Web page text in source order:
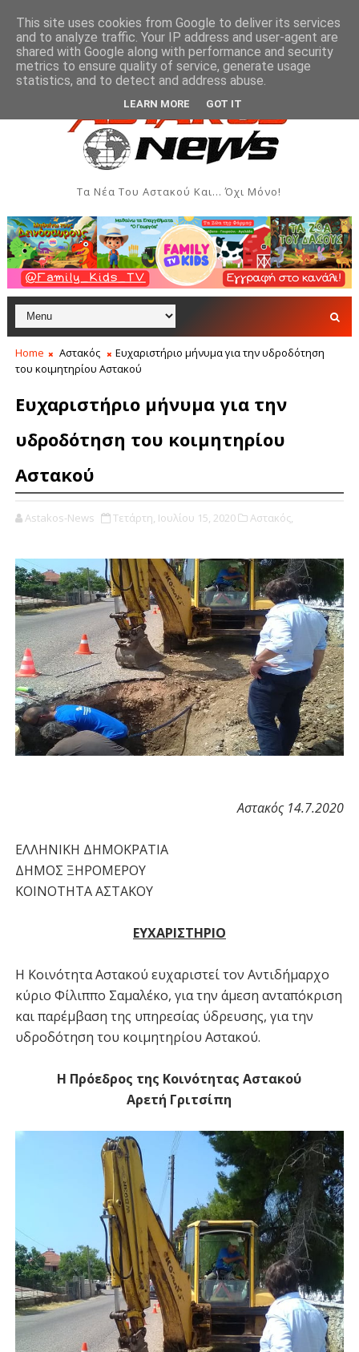
- Αύγουστος 2026 ΑΣΤΑΚΌΣ Όρθρος και Θεία Λειτουργία
Τα Νέα Του Αστακού Και... Όχι Μόνο!
Home Αστακός
Ευχαριστήριο μήνυμα για την υδροδότηση
του κοιμητηρίου Αστακού
Ευχαριστήριο μήνυμα για την
υδροδότηση του κοιμητηρίου
Αστακού
Astakos-News Τετάρτη, Ιουλίου 15, 2020 Αστακός,
Αστακός 14.7.2020
ΕΛΛΗΝΙΚΗ ΔΗΜΟΚΡΑΤΙΑ
ΔΗΜΟΣ ΞΗΡΟΜΕΡΟΥ
ΚΟΙΝΟΤΗΤΑ ΑΣΤΑΚΟΥ
ΕΥΧΑΡΙΣΤΗΡΙΟ
Η Κοινότητα Αστακού ευχαριστεί τον Αντιδήμαρχο
κύριο Φίλιππο Σαμαλέκο, για την άμεση ανταπόκριση
και παρέμβαση της υπηρεσίας ύδρευσης, για την
υδροδότηση του κοιμητηρίου Αστακού.
Η Πρόεδρος της Κοινότητας Αστακού
Αρετή Γριτσίπη
This site uses cookies from Google to deliver its services
and to analyze traffic. Your IP address and user-agent are
shared with Google along with performance and security
metrics to ensure quality of service, generate usage
statistics, and to detect and address abuse.
LEARN MORE GOT IT